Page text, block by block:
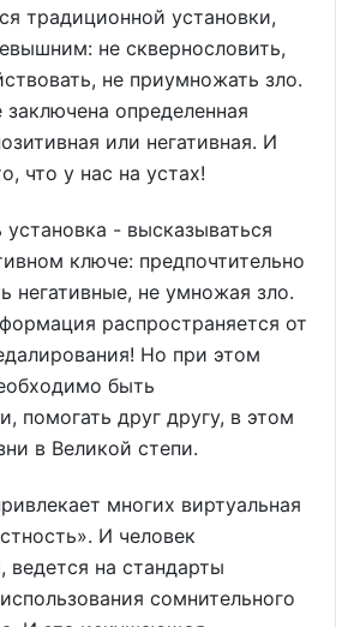
традиционной установки,
не сквернословить,
не приумножать зло.
определенная
или негативная. И
что у нас на устах!
установка - высказываться
ключе: предпочтительно
негативные, не умножая зло.
распространяется от
Но при этом
быть
помогать друг другу, в этом
в Великой степи.
многих виртуальная
И человек
ведется на стандарты
сомнительного